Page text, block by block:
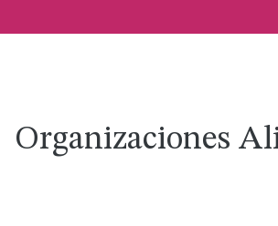
Organizaciones